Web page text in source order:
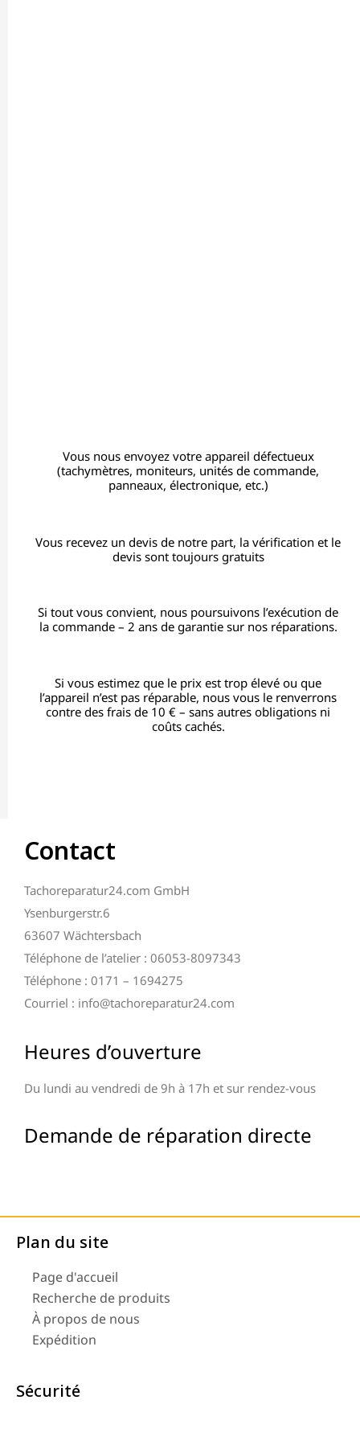
Vous nous envoyez votre appareil défectueux
(tachymètres, moniteurs, unités de commande,
panneaux, électronique, etc.)
Vous recevez un devis de notre part, la vérification et le
devis sont toujours gratuits
Si tout vous convient, nous poursuivons l’exécution de
la commande – 2 ans de garantie sur nos réparations.
Si vous estimez que le prix est trop élevé ou que
l’appareil n’est pas réparable, nous vous le renverrons
contre des frais de 10 € – sans autres obligations ni
coûts cachés.
Contact
Tachoreparatur24.com GmbH
Ysenburgerstr.6
63607 Wächtersbach
Téléphone de l’atelier : 06053-8097343
Téléphone : 0171 – 1694275
Courriel : info@tachoreparatur24.com
Heures d’ouverture
Du lundi au vendredi de 9h à 17h et sur rendez-vous
Demande de réparation directe
Plan du site
Page d'accueil
Recherche de produits
À propos de nous
Expédition
Sécurité